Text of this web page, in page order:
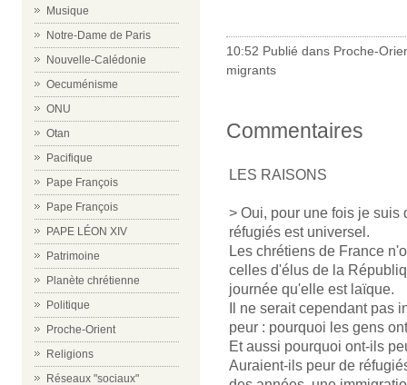
Musique
Notre-Dame de Paris
Nouvelle-Calédonie
Oecuménisme
ONU
Otan
Pacifique
Pape François
Pape François
PAPE LÉON XIV
Patrimoine
Planète chrétienne
Politique
Proche-Orient
Religions
Réseaux "sociaux"
10:52 Publié dans Proche-
migrants
Commentaires
LES RAISONS
> Oui, pour une fois je suis
réfugiés est universel.
Les chrétiens de France
celles d'élus de la
journée qu'elle est laïque.
Il ne serait cependant pas
peur : pourquoi les gens
Et aussi pourquoi ont-ils
Auraient-ils peur de